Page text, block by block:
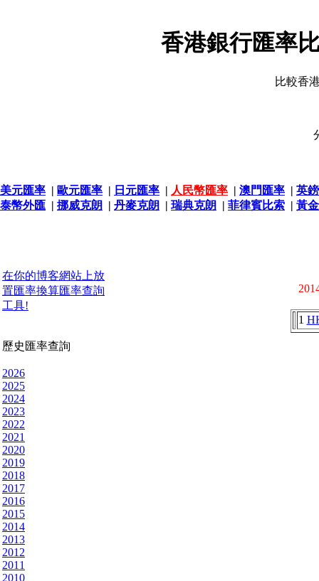
香港銀行匯率
比較香
美元匯率 | 歐元匯率 | 日元匯率 | 人民幣匯率 | 澳門匯率 | 英
泰幣外匯 | 挪威克朗 | 丹麥克朗 | 瑞典克朗 | 菲律賓比索 | 黃
在你的博客網站上放
置匯率換算匯率查詢
工具!
歷史匯率查詢
2026
2025
2024
2023
2022
2021
2020
2019
2018
2017
2016
2015
2014
2013
2012
2011
2010
1